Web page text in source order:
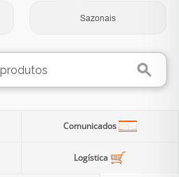
Sazonais
Comunicados
Logística